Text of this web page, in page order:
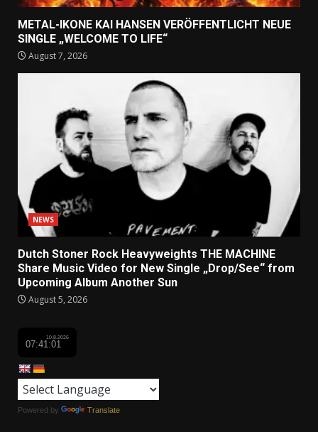
METAL-IKONE KAI HANSEN VERÖFFENTLICHT NEUE
SINGLE „WELCOME TO LIFE“
August 7, 2026
NEWS
Dutch Stoner Rock Heavyweights THE MACHINE
Share Music Video for New Single „Drop/See“ from
Upcoming Album Another Sun
August 5, 2026
Powered by Translate